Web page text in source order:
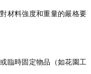
材料強度和重量的嚴格要
臨時固定物品（如花園工